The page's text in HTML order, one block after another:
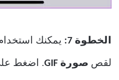
الخطوة 7: يمكنك
لقص صورة GIF . اضغط